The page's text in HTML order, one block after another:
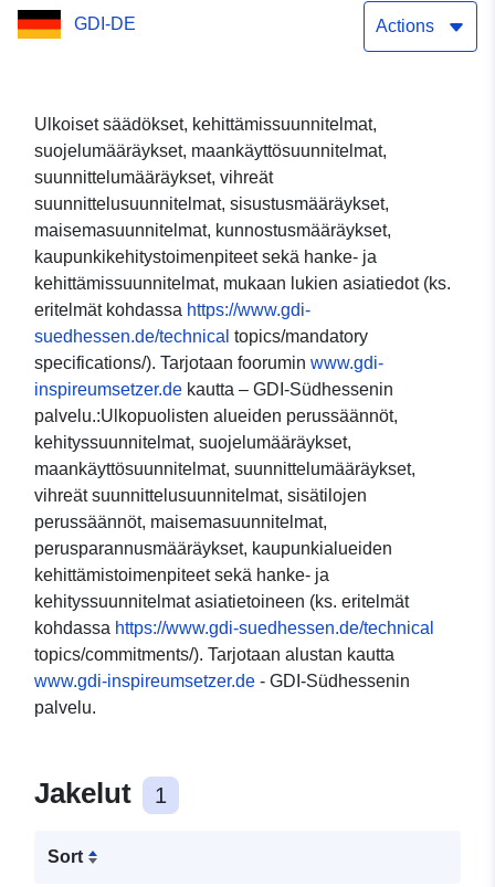
GDI-DE Actions
Ulkoiset säädökset, kehittämissuunnitelmat,
suojelumääräykset, maankäyttösuunnitelmat,
suunnittelumääräykset, vihreät
suunnittelusuunnitelmat, sisustusmääräykset,
maisemasuunnitelmat, kunnostusmääräykset,
kaupunkikehitystoimenpiteet sekä hanke- ja
kehittämissuunnitelmat, mukaan lukien asiatiedot (ks.
eritelmät kohdassa https://www.gdi-
suedhessen.de/technical topics/mandatory
specifications/). Tarjotaan foorumin www.gdi-
inspireumsetzer.de kautta – GDI-Südhessenin
palvelu.:Ulkopuolisten alueiden perussäännöt,
kehityssuunnitelmat, suojelumääräykset,
maankäyttösuunnitelmat, suunnittelumääräykset,
vihreät suunnittelusuunnitelmat, sisätilojen
perussäännöt, maisemasuunnitelmat,
perusparannusmääräykset, kaupunkialueiden
kehittämistoimenpiteet sekä hanke- ja
kehityssuunnitelmat asiatietoineen (ks. eritelmät
kohdassa https://www.gdi-suedhessen.de/technical
topics/commitments/). Tarjotaan alustan kautta
www.gdi-inspireumsetzer.de - GDI-Südhessenin
palvelu.
Jakelut 1
Sort